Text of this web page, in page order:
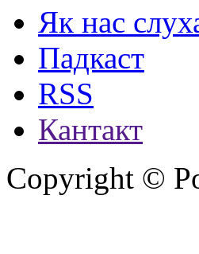
Як нас
Падкаст
RSS
Кантакт
Copyright ©